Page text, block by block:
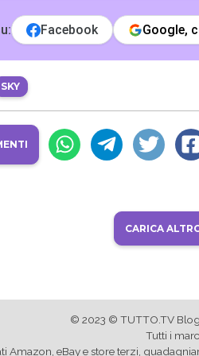
Facebook Google,
SKY
CARICA
© 2023 © TUTTO.TV Blog
Tutti i
Amazon, eBay e store terzi,